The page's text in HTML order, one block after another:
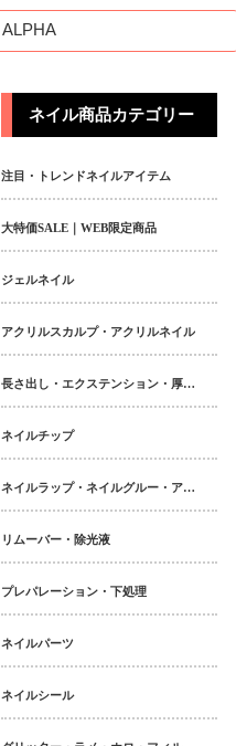
ネイル商品カテゴリー
注目・トレンドネイルアイテム
大特価SALE｜WEB限定商品
ジェルネイル
アクリルスカルプ・アクリルネイル
長さ出し・エクステンション・厚み出しアイテム
ネイルチップ
ネイルラップ・ネイルグルー・アクティベーター・フィラー
リムーバー・除光液
プレパレーション・下処理
ネイルパーツ
ネイルシール